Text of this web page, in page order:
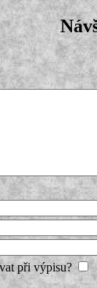
při výpisu?